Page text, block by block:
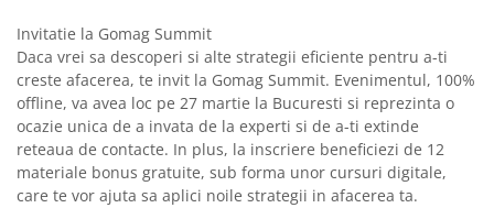
Invitatie la Gomag Summit
Daca vrei sa descoperi si alte strategii eficiente pentru a-ti
creste afacerea, te invit la Gomag Summit. Evenimentul, 100%
offline, va avea loc pe 27 martie la Bucuresti si reprezinta o
ocazie unica de a invata de la experti si de a-ti extinde
reteaua de contacte. In plus, la inscriere beneficiezi de 12
materiale bonus gratuite, sub forma unor cursuri digitale,
care te vor ajuta sa aplici noile strategii in afacerea ta.